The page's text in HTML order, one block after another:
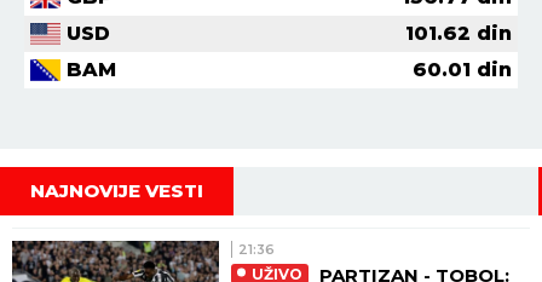
USD
101.62 din
BAM
60.01 din
NAJNOVIJE VESTI
21:36
UŽIVO
PARTIZAN - TOBOL: